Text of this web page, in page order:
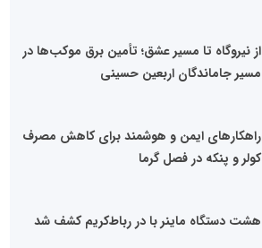
از نیروگاه تا مسیر عشق؛ تأمین برق موکب‌ها در
مسیر جاماندگان اربعین حسینی
راهکارهای ایمن و هوشمند برای کاهش مصرف
کولر و پنکه در فصل گرما
هشت دستگاه ماینر با در رباط‌کریم کشف شد